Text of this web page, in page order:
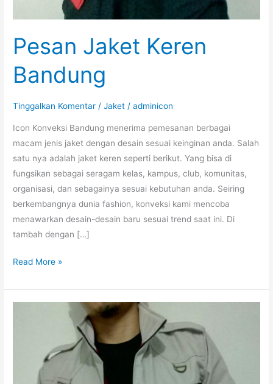
Pesan Jaket Keren
Bandung
Tinggalkan Komentar /Jaket /adminicon
Icon Konveksi Bandung menerima pemesanan berbagai
macam jenis jaket dengan desain sesuai keinginan anda. Salah
satu nya adalah jaket keren seperti berikut. Yang bisa di
fungsikan sebagai seragam kelas, kampus, club, komunitas,
organisasi, dan sebagainya sesuai kebutuhan anda. Seiring
berkembangnya dunia fashion, konveksi kami mencoba
menawarkan desain-desain baru sesuai trend saat ini. Di
tambah dengan […]
Pesan
Keren
Read More »